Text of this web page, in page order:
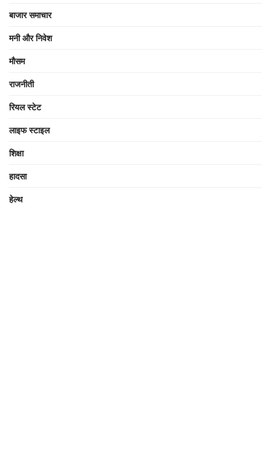
बाजार समाचार
मनी और निवेश
मौसम
राजनीती
रियल स्टेट
लाइफ स्टाइल
शिक्षा
हादसा
हेल्थ